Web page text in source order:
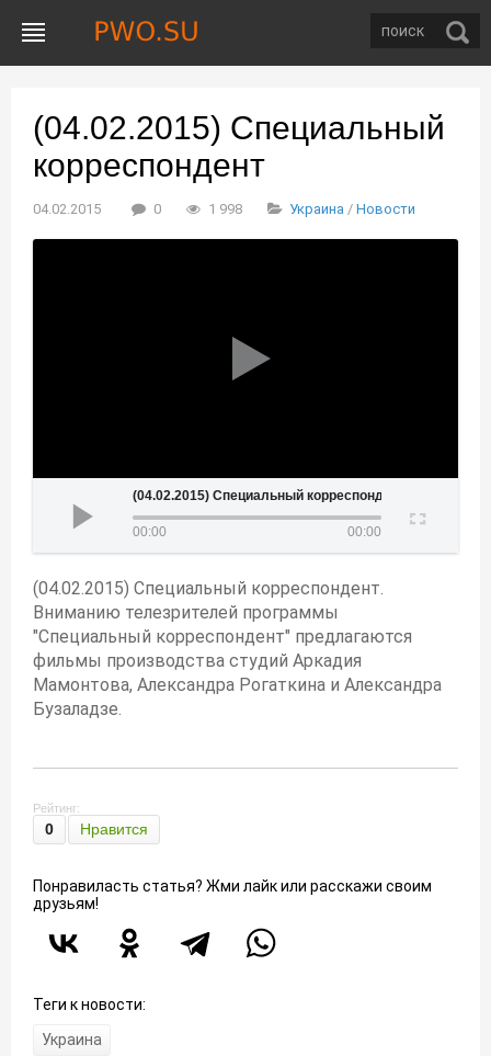
(04.02.2015) Специальный
корреспондент
04.02.2015 0 1 998 Украина / Новости
(04.02.2015) Специальный корреспондент
00:00 00:00
(04.02.2015) Специальный корреспондент.
Вниманию телезрителей программы
"Специальный корреспондент" предлагаются
фильмы производства студий Аркадия
Мамонтова, Александра Рогаткина и Александра
Бузаладзе.
Рейтинг:
0 Нравится
Понравиласть статья? Жми лайк или расскажи своим
друзьям!
Теги к новости:
Украина